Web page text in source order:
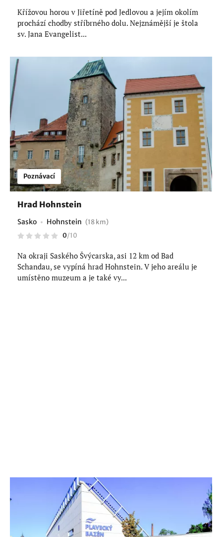
Křížovou horou v Jiřetíně pod Jedlovou a jejím okolím
prochází chodby stříbrného dolu. Nejznámější je štola
sv. Jana Evangelist...
Poznávací
Hrad Hohnstein
Sasko Hohnstein (18 km)
0/10
Na okraji Saského Švýcarska, asi 12 km od Bad
Schandau, se vypíná hrad Hohnstein. V jeho areálu je
umístěno muzeum a je také vy...